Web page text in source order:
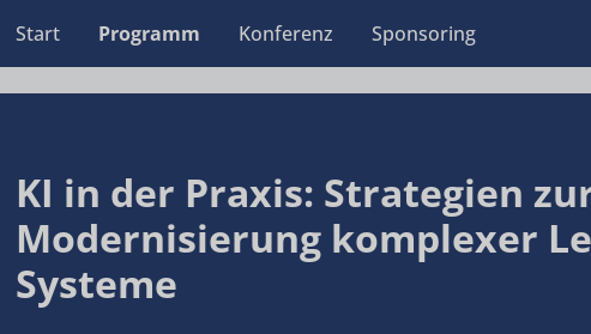
Start Programm Konferenz Sponsoring
KI in der Praxis: Strategien
Modernisierung komplexer
Systeme